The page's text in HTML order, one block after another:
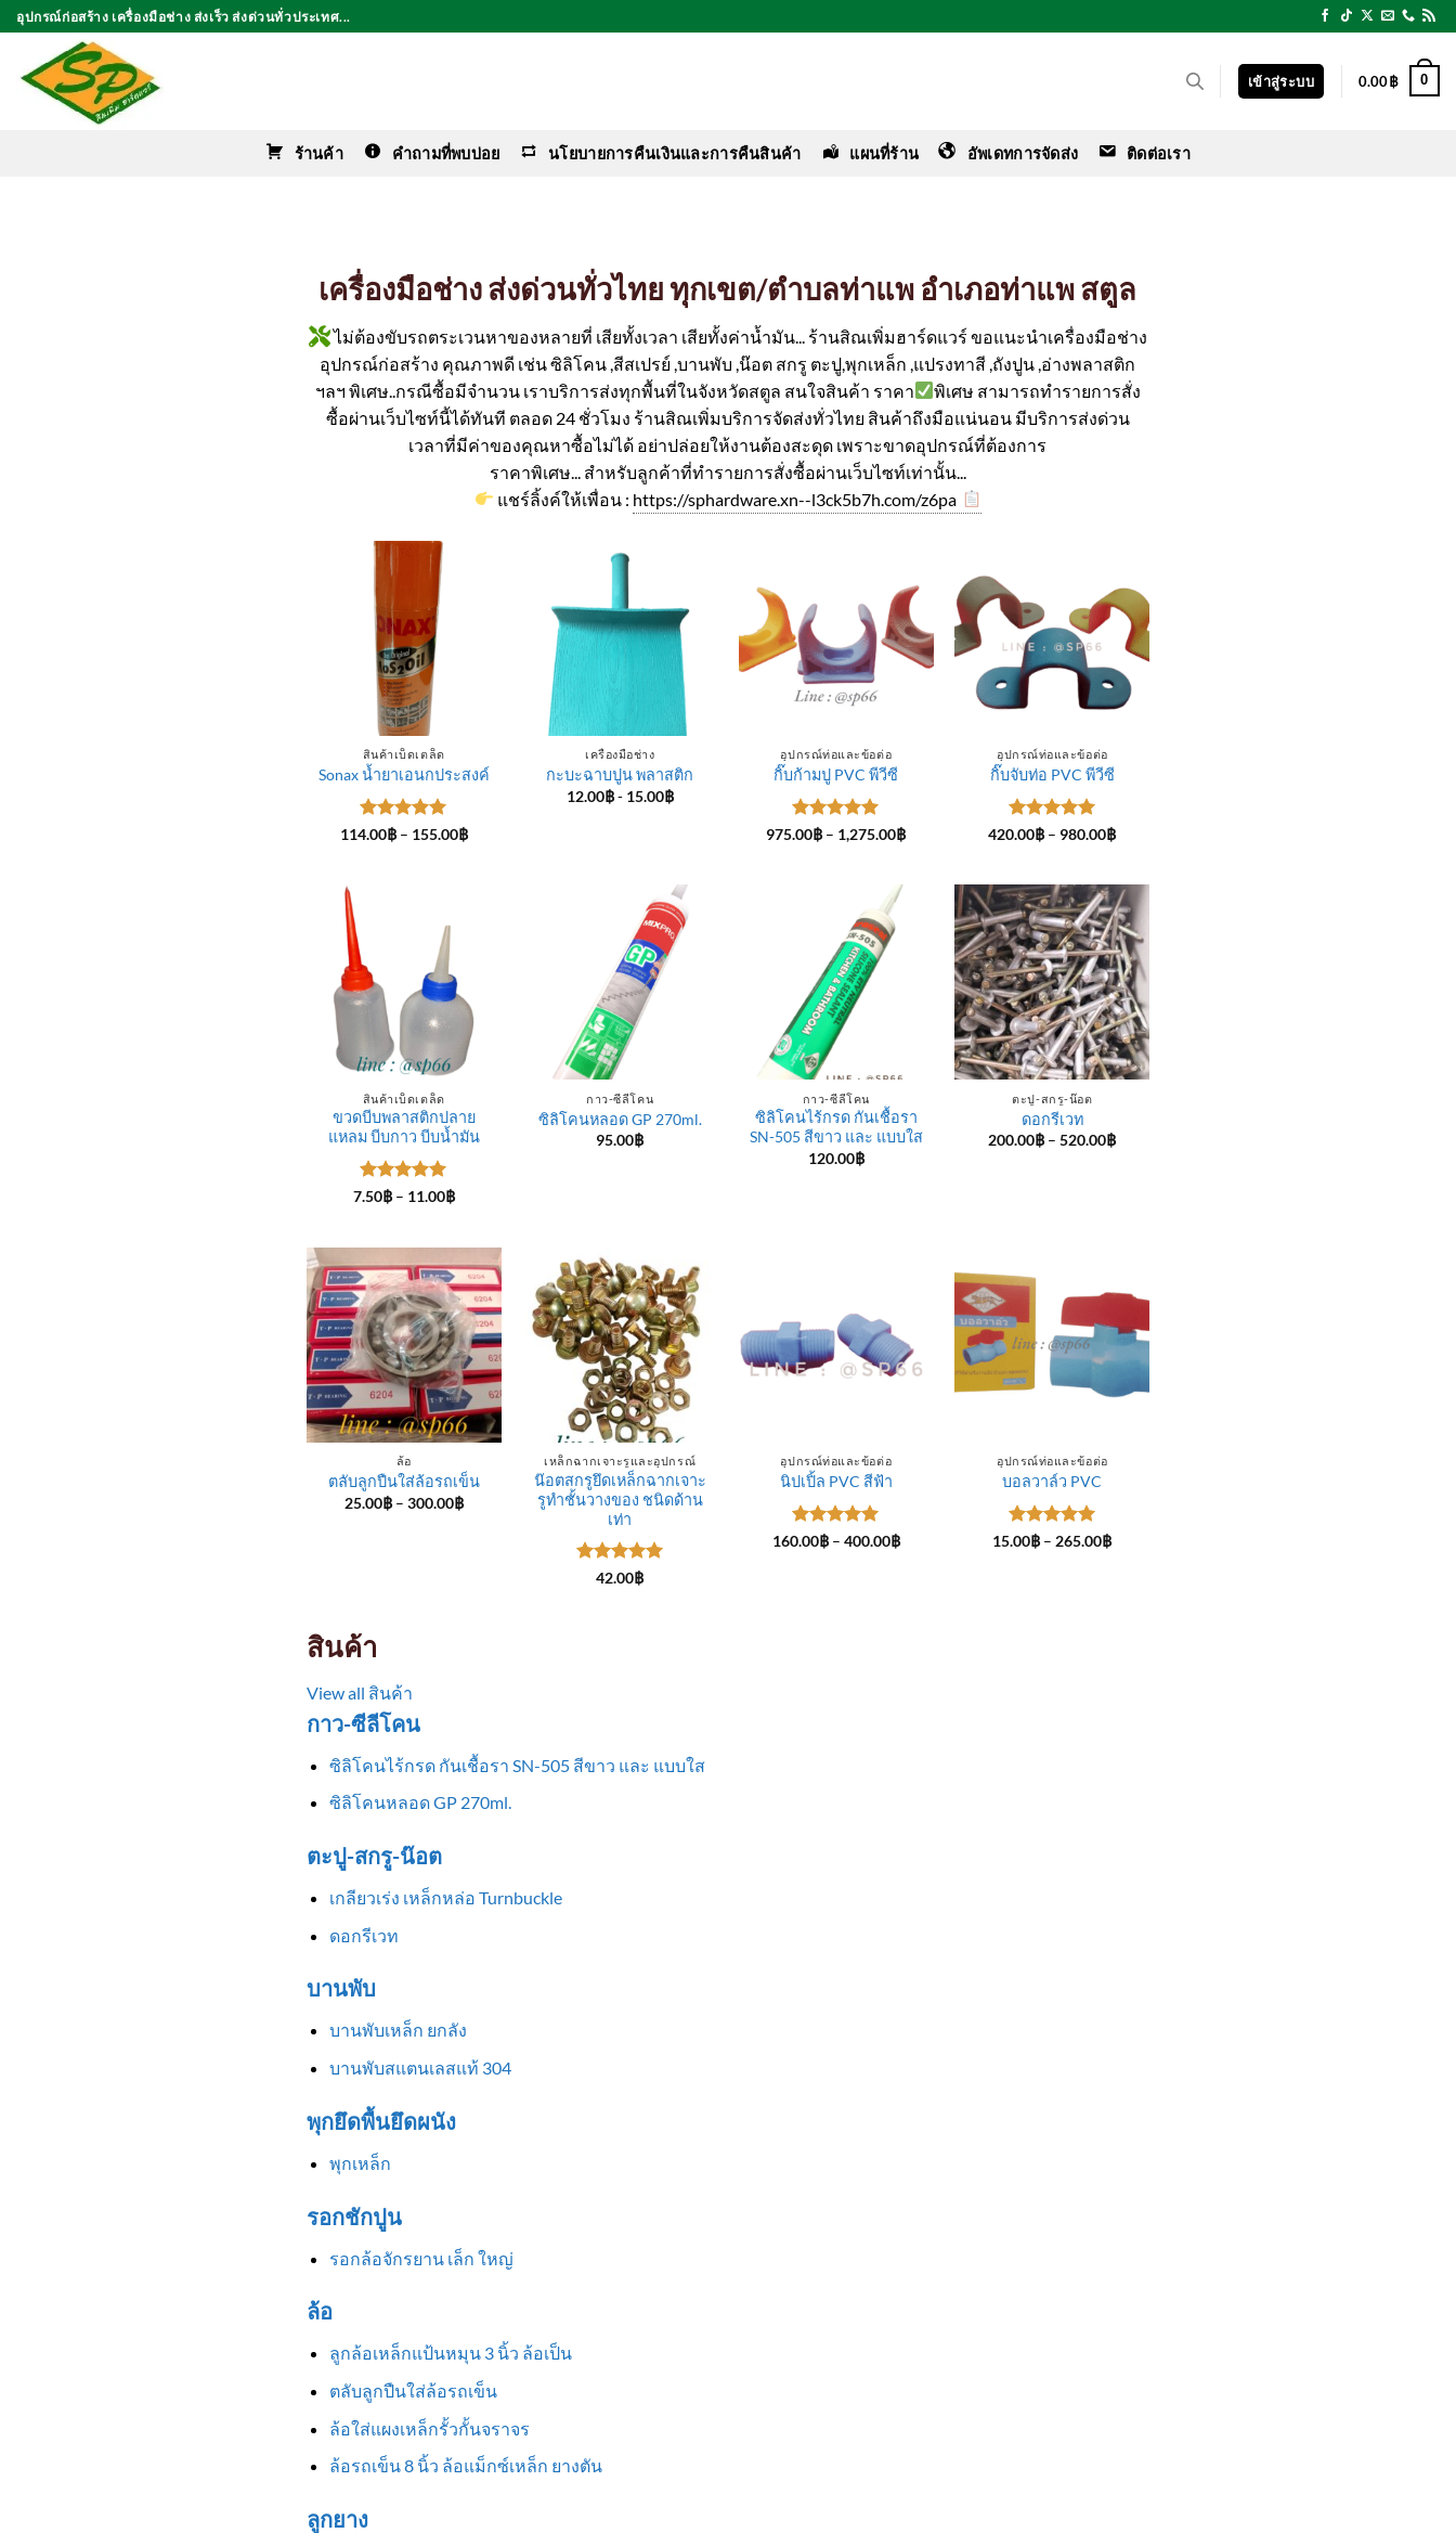
ข้าม
ไป
เนื้อหา
อุปกรณ์ก่อสร้าง เครื่องมือช่าง ส่งเร็ว ส่งด่วนทั่วประเทศ...
เข้าสู่ระบบ 0.00฿ 0
ร้านค้า คำถามที่พบบ่อย นโยบายการคืนเงินและการคืนสินค้า แผนที่ร้าน อัพเดทการจัดส่ง ติดต่อเรา
เครื่องมือช่าง ส่งด่วนทั่วไทย ทุกเขต/ตำบลท่าแพ อำเภอท่าแพ สตูล
ไม่ต้องขับรถตระเวนหาของหลายที่ เสียทั้งเวลา เสียทั้งค่าน้ำมัน... ร้านสิณเพิ่มฮาร์ดแวร์ ขอแนะนำเครื่องมือช่าง
อุปกรณ์ก่อสร้าง คุณภาพดี เช่น ซิลิโคน ,สีสเปรย์ ,บานพับ ,น๊อต สกรู ตะปู,พุกเหล็ก ,แปรงทาสี ,ถังปูน ,อ่างพลาสติก
ฯลฯ พิเศษ..กรณีซื้อมีจำนวน เราบริการส่งทุกพื้นที่ในจังหวัดสตูล สนใจสินค้า ราคา
พิเศษ สามารถทำรายการสั่ง
ซื้อผ่านเว็บไซท์นี้ได้ทันที ตลอด 24 ชั่วโมง ร้านสิณเพิ่มบริการจัดส่งทั่วไทย สินค้าถึงมือแน่นอน มีบริการส่งด่วน
เวลาที่มีค่าของคุณหาซื้อไม่ได้ อย่าปล่อยให้งานต้องสะดุด เพราะขาดอุปกรณ์ที่ต้องการ
ราคาพิเศษ... สำหรับลูกค้าที่ทำรายการสั่งซื้อผ่านเว็บไซท์เท่านั้น...
แชร์ลิ้งค์ให้เพื่อน : https://sphardware.xn--l3ck5b7h.com/z6pa
สินค้าเบ็ดเตล็ด
Sonax น้ำยาเอนกประสงค์
ให้คะแนน
114.00฿ – 155.00฿Price
เครื่องมือช่าง
กะบะฉาบปูน พลาสติก
12.00฿- 15.00฿
อุปกรณ์ท่อและข้อต่อ
กิ๊บก้ามปู PVC พีวีซี
ให้คะแนน
975.00฿ – 1,275.00฿Price
1,275.00฿
อุปกรณ์ท่อและข้อต่อ
กิ๊บจับท่อ PVC พีวีซี
ให้คะแนน
420.00฿ – 980.00฿Price
980.00฿
สินค้าเบ็ดเตล็ด
ขวดบีบพลาสติกปลาย
แหลม บีบกาว บีบน้ำมัน
ให้คะแนน
7.50฿ – 11.00฿Price
11.00฿
กาว-ซีลีโคน
ซิลิโคนหลอด GP 270ml.
95.00฿
กาว-ซีลีโคน
ซิลิโคนไร้กรด กันเชื้อรา
SN-505 สีขาว และ แบบใส
120.00฿
ตะปู-สกรู-น๊อต
ดอกรีเวท
200.00฿ – 520.00฿Price
ล้อ
ตลับลูกปืนใส่ล้อรถเข็น
25.00฿ – 300.00฿Price
เหล็กฉากเจาะรูและอุปกรณ์
น๊อตสกรูยึดเหล็กฉากเจาะ
รูทำชั้นวางของ ชนิดด้าน
เท่า
ให้คะแนน
42.00฿
อุปกรณ์ท่อและข้อต่อ
นิปเปิ้ล PVC สีฟ้า
ให้คะแนน
160.00฿ – 400.00฿Price
อุปกรณ์ท่อและข้อต่อ
บอลวาล์ว PVC
ให้คะแนน
15.00฿ – 265.00฿Price
สินค้า
View all สินค้า
กาว-ซีลีโคน
ซิลิโคนไร้กรด กันเชื้อรา SN-505 สีขาว และ แบบใส
ซิลิโคนหลอด GP 270ml.
ตะปู-สกรู-น๊อต
เกลียวเร่ง เหล็กหล่อ Turnbuckle
ดอกรีเวท
บานพับ
บานพับเหล็ก ยกลัง
บานพับสแตนเลสแท้ 304
พุกยึดพื้นยึดผนัง
พุกเหล็ก
รอกชักปูน
รอกล้อจักรยาน เล็ก ใหญ่
ล้อ
ลูกล้อเหล็กแป้นหมุน 3 นิ้ว ล้อเป็น
ตลับลูกปืนใส่ล้อรถเข็น
ล้อใส่แผงเหล็กรั้วกั้นจราจร
ล้อรถเข็น 8 นิ้ว ล้อแม็กซ์เหล็ก ยางตัน
ลูกยาง